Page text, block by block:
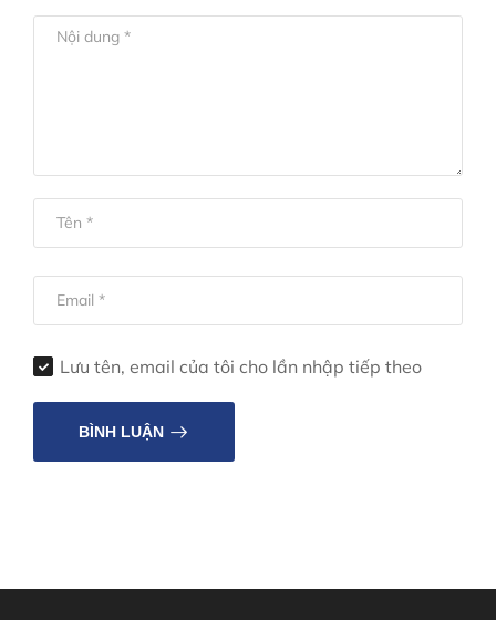
Lưu tên, email của tôi cho lần nhập tiếp theo
BÌNH LUẬN